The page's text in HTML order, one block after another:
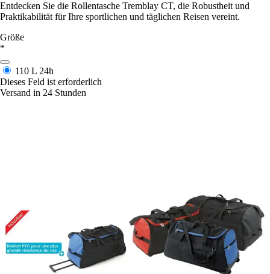
Entdecken Sie die Rollentasche Tremblay CT, die Robustheit und
Praktikabilität für Ihre sportlichen und täglichen Reisen vereint.
Größe
*
110 L 24h
Dieses Feld ist erforderlich
Versand in 24 Stunden